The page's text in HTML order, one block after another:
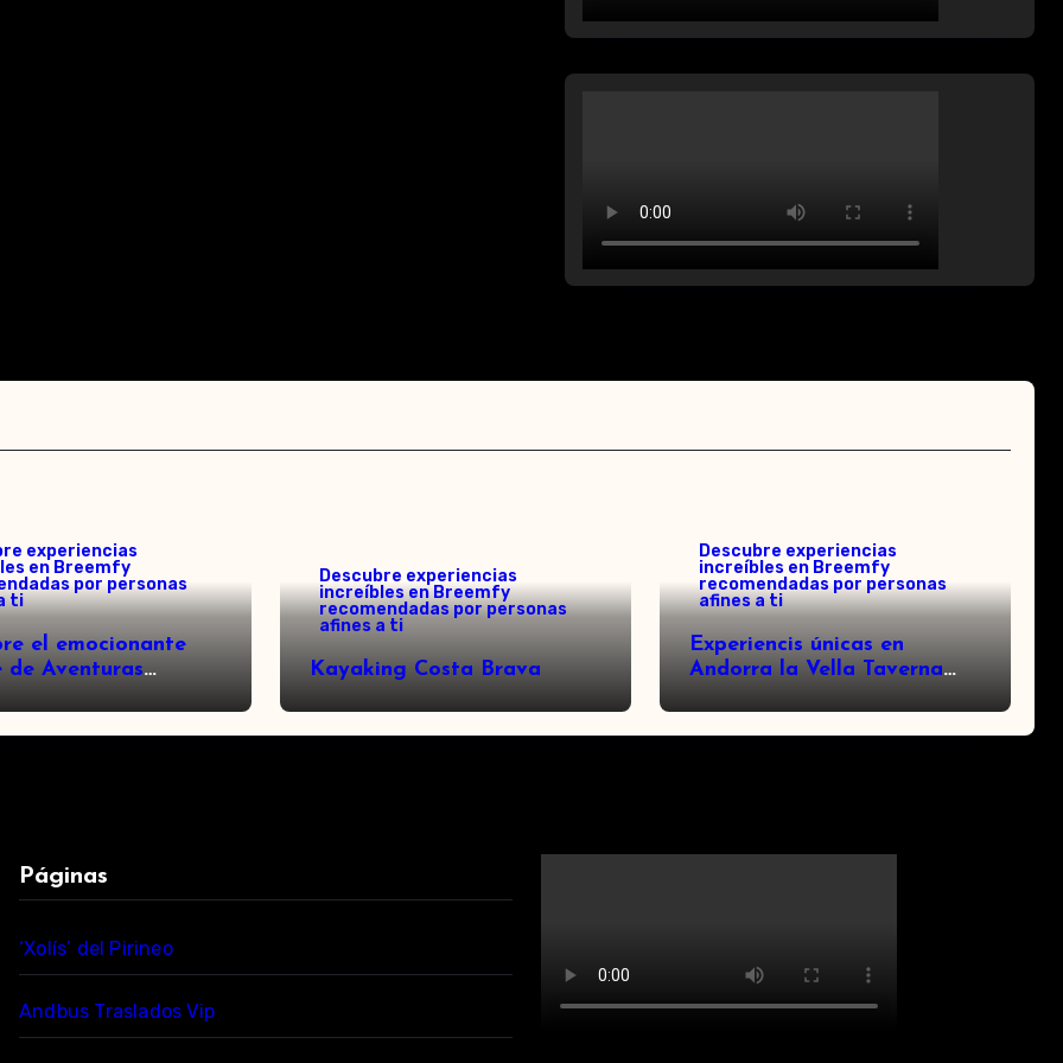
experiencias
en Breemfy
por personas
ti
el emocionante
de Aventuras
entre árboles!
Descubre experiencias
increíbles en Breemfy
recomendadas por personas
afines a ti
Kayaking Costa Brava
Descubre experiencias
increíbles en Breemfy
recomendadas por personas
afines a ti
Experiencis únicas en
Andorra la Vella Taverna
Páginas
‘Xolís’ del Pirineo
Andbus Traslados Vip